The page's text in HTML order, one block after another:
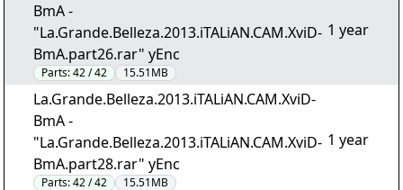
BmA -
"La.Grande.Belleza.2013.iTALiAN.CAM.XviD-
BmA.part26.rar" yEnc
Parts:42 / 42 15.51MB
1 year
La.Grande.Belleza.2013.iTALiAN.CAM.XviD-
BmA -
"La.Grande.Belleza.2013.iTALiAN.CAM.XviD-
BmA.part28.rar" yEnc
Parts:42 / 42 15.51MB
1 year